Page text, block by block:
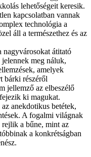
lehetőségeit keresik.
kapcsolatban vannak
technológia a
áll a természethez és az
átitató
meg náluk,
amelyek
bárki részéről
jellemző az elbeszélő
ki magukat.
anekdotikus betétek,
A fogalmi világnak
rejlik a bűne, mint az
a konkrétságban